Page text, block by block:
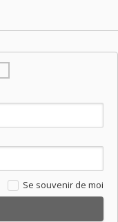
Se souvenir de moi